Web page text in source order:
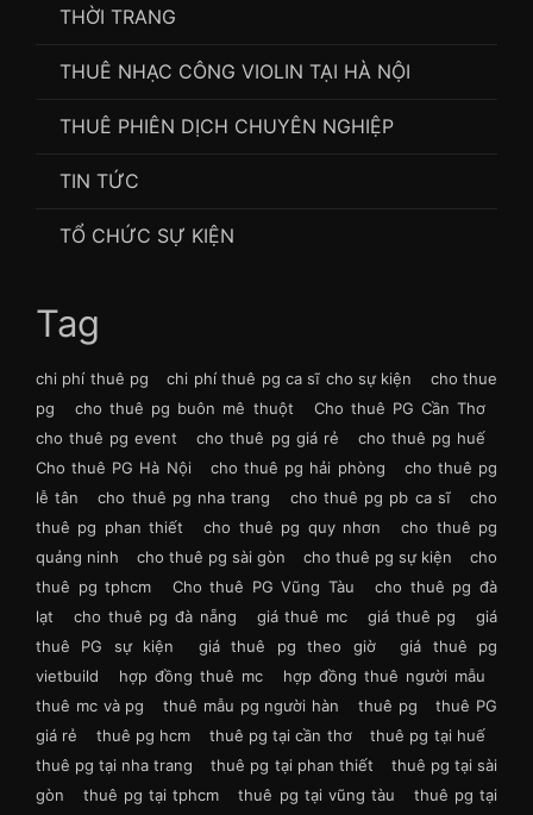
THỜI TRANG
THUÊ NHẠC CÔNG VIOLIN TẠI HÀ NỘI
THUÊ PHIÊN DỊCH CHUYÊN NGHIỆP
TIN TỨC
TỔ CHỨC SỰ KIỆN
Tag
chi phí thuê pg chi phí thuê pg ca sĩ cho sự kiện
cho thue
pg
cho thuê pg buôn mê thuột
Cho thuê PG Cần Thơ
cho thuê pg event
cho thuê pg giá rẻ
cho thuê pg huế
Cho thuê PG Hà Nội
cho thuê pg hải phòng
cho thuê pg
lễ tân
cho thuê pg nha trang cho thuê pg pb ca sĩ
cho
thuê pg phan thiết
cho thuê pg quy nhơn
cho thuê pg
quảng ninh
cho thuê pg sài gòn cho thuê pg sự kiện
cho
thuê pg tphcm
Cho thuê PG Vũng Tàu
cho thuê pg đà
lạt
cho thuê pg đà nẵng giá thuê mc giá thuê pg
giá
thuê PG sự kiện
giá thuê pg theo giờ
giá thuê pg
vietbuild
hợp đồng thuê mc
hợp đồng thuê người mẫu
thuê mc và pg
thuê mẫu pg người hàn thuê pg
thuê PG
giá rẻ
thuê pg hcm thuê pg tại cần thơ
thuê pg tại huế
thuê pg tại nha trang
thuê pg tại phan thiết
thuê pg tại sài
gòn
thuê pg tại tphcm thuê pg tại vũng tàu
thuê pg tại